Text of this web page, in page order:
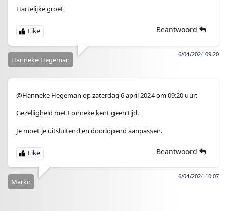
Hartelijke groet,
Beantwoord
6/04/2024 09:20
Hanneke Hegeman
@Hanneke Hegeman op zaterdag 6 april 2024 om 09:20 uur:
Gezelligheid met Lonneke kent geen tijd.
Je moet je uitsluitend en doorlopend aanpassen.
Beantwoord
6/04/2024 10:07
Marko